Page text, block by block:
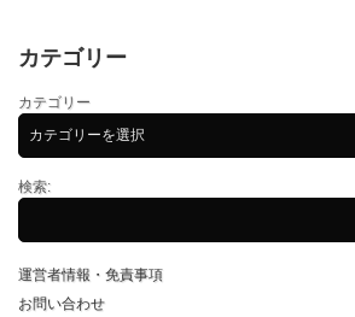
カテゴリー
カテゴリー
検索:
運営者情報・免責事項
お問い合わせ